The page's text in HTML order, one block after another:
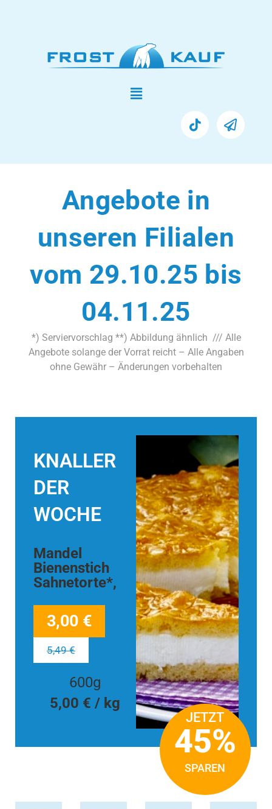
Angebote in
unseren Filialen
vom 29.10.25 bis
04.11.25
*) Serviervorschlag **) Abbildung ähnlich /// Alle
Angebote solange der Vorrat reicht – Alle Angaben
ohne Gewähr – Änderungen vorbehalten
KNALLER
DER
WOCHE
Mandel
Bienenstich
Sahnetorte*,
3,00 €
5,49 €
600g
5,00 € / kg
JETZT
45%
SPAREN